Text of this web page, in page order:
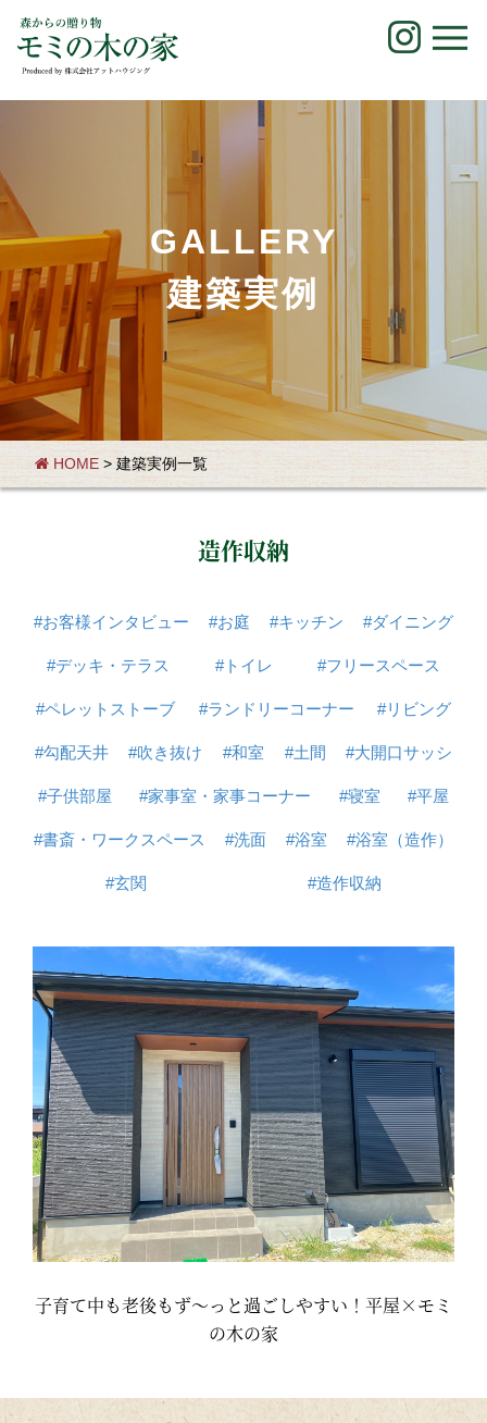
content
GALLERY
建築実例
HOME > 建築実例一覧
造作収納
#お客様インタビュー #お庭 #キッチン #ダイニング
#デッキ・テラス #トイレ #フリースペース
#ペレットストーブ #ランドリーコーナー #リビング
#勾配天井 #吹き抜け #和室 #土間 #大開口サッシ
#子供部屋 #家事室・家事コーナー #寝室 #平屋
#書斎・ワークスペース #洗面 #浴室 #浴室（造作）
#玄関 #造作収納
子育て中も老後もず～っと過ごしやすい！平屋×モミ
の木の家